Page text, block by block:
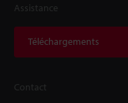
Assistance
Téléchargements
Contact